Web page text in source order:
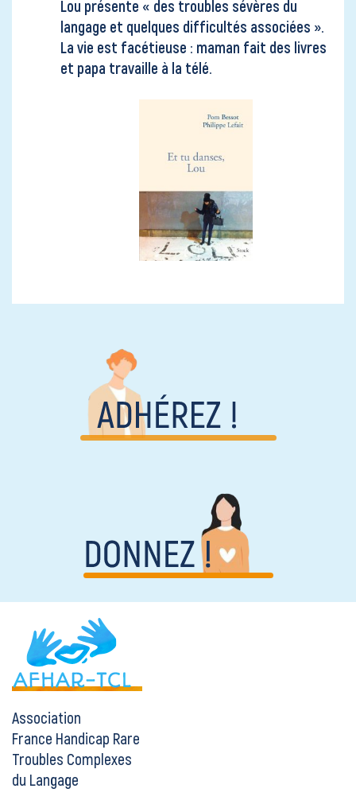
Lou présente « des troubles sévères du
langage et quelques difficultés associées ».
La vie est facétieuse : maman fait des livres
et papa travaille à la télé.
Association
France Handicap Rare
Troubles Complexes
du Langage